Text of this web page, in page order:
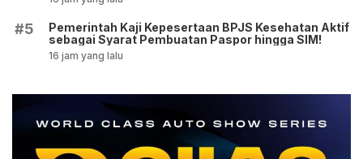
#5
Pemerintah Kaji Kepesertaan BPJS Kesehatan Aktif
sebagai Syarat Pembuatan Paspor hingga SIM!
16 jam yang lalu